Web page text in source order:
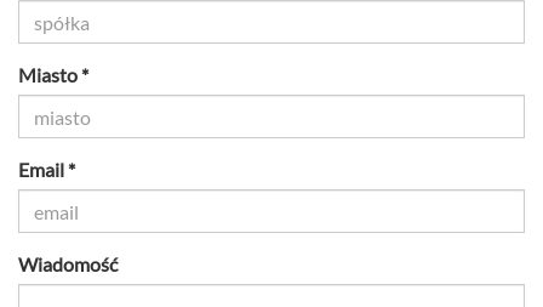
Miasto *
Email *
Wiadomość